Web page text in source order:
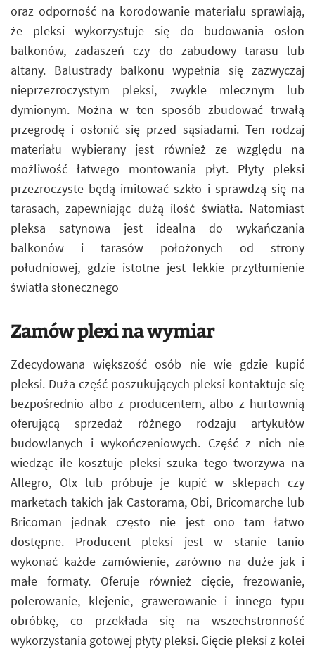
oraz odporność na korodowanie materiału sprawiają,
że pleksi wykorzystuje się do budowania osłon
balkonów, zadaszeń czy do zabudowy tarasu lub
altany. Balustrady balkonu wypełnia się zazwyczaj
nieprzezroczystym pleksi, zwykle mlecznym lub
dymionym. Można w ten sposób zbudować trwałą
przegrodę i osłonić się przed sąsiadami. Ten rodzaj
materiału wybierany jest również ze względu na
możliwość łatwego montowania płyt. Płyty pleksi
przezroczyste będą imitować szkło i sprawdzą się na
tarasach, zapewniając dużą ilość światła. Natomiast
pleksa satynowa jest idealna do wykańczania
balkonów i tarasów położonych od strony
południowej, gdzie istotne jest lekkie przytłumienie
światła słonecznego
Zamów plexi na wymiar
Zdecydowana większość osób nie wie gdzie kupić
pleksi. Duża część poszukujących pleksi kontaktuje się
bezpośrednio albo z producentem, albo z hurtownią
oferującą sprzedaż różnego rodzaju artykułów
budowlanych i wykończeniowych. Część z nich nie
wiedząc ile kosztuje pleksi szuka tego tworzywa na
Allegro, Olx lub próbuje je kupić w sklepach czy
marketach takich jak Castorama, Obi, Bricomarche lub
Bricoman jednak często nie jest ono tam łatwo
dostępne. Producent pleksi jest w stanie tanio
wykonać każde zamówienie, zarówno na duże jak i
małe formaty. Oferuje również cięcie, frezowanie,
polerowanie, klejenie, grawerowanie i innego typu
obróbkę, co przekłada się na wszechstronność
wykorzystania gotowej płyty pleksi. Gięcie pleksi z kolei